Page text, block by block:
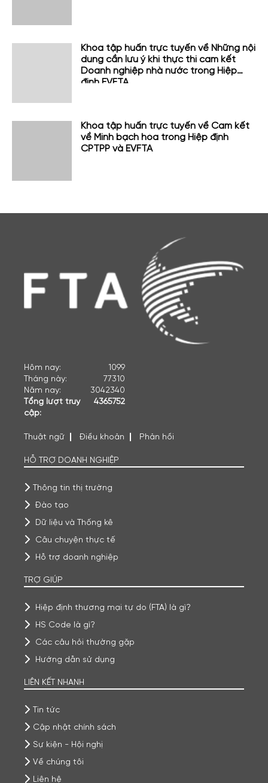
Khóa tập huấn trực tuyến về Những nội
dung cần lưu ý khi thực thi cam kết
Doanh nghiệp nhà nước trong Hiệp
định EVFTA
Khóa tập huấn trực tuyến về Cam kết
về Minh bạch hóa trong Hiệp định
CPTPP và EVFTA
Hôm nay:
1099
Tháng này:
77310
Năm nay:
3042340
Tổng lượt truy
cập:
4365752
Thuật ngữ Điều khoản Phản hồi
HỖ TRỢ DOANH NGHIỆP
Thông tin thị trường
Đào tạo
Dữ liệu và Thống kê
Câu chuyện thực tế
Hỗ trợ doanh nghiệp
TRỢ GIÚP
Hiệp định thương mại tự do (FTA) là gì?
HS Code là gì?
Các câu hỏi thường gặp
Hướng dẫn sử dụng
LIÊN KẾT NHANH
Tin tức
Cập nhật chính sách
Sự kiện - Hội nghị
Về chúng tôi
Liên hệ